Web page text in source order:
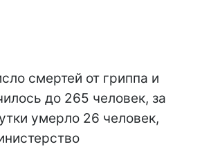
смертей от гриппа и
до 265 человек, за
умерло 26 человек,